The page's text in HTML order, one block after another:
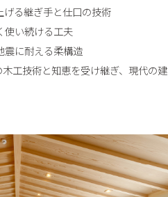
る継ぎ手と仕口の技術
い続ける工夫
に耐える柔構造
工技術と知恵を受け継ぎ、現代の建